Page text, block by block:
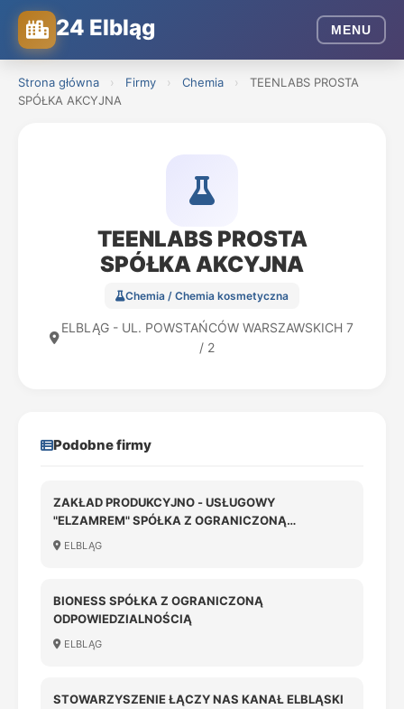
24 Elbląg MENU
Strona główna › Firmy › Chemia ›
TEENLABS PROSTA
SPÓŁKA AKCYJNA
TEENLABS PROSTA
SPÓŁKA AKCYJNA
Chemia / Chemia kosmetyczna
ELBLĄG - UL. POWSTAŃCÓW WARSZAWSKICH 7
/ 2
Podobne firmy
ZAKŁAD PRODUKCYJNO - USŁUGOWY
"ELZAMREM" SPÓŁKA Z OGRANICZONĄ
ODPOWIEDZIALNOŚCIĄ
ELBLĄG
BIONESS SPÓŁKA Z OGRANICZONĄ
ODPOWIEDZIALNOŚCIĄ
ELBLĄG
STOWARZYSZENIE ŁĄCZY NAS KANAŁ ELBLĄSKI